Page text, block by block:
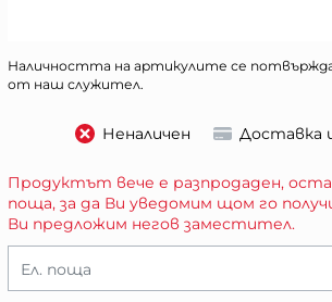
Наличността на артикулите се
от наш служител.
Неналичен Доставка
Продуктът вече е разпродаден,
поща, за да Ви уведомим щом го
Ви предложим негов заместител.
Ел. поща